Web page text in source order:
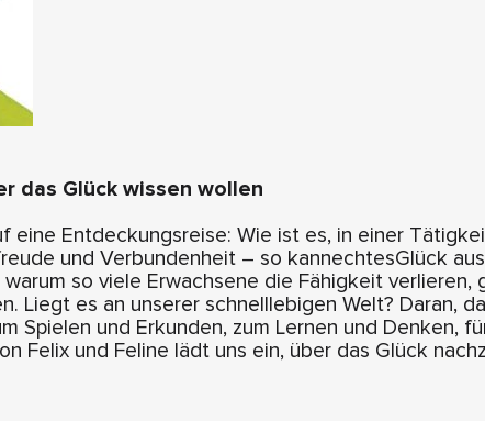
das Glück wissen wollen
eine Entdeckungsreise: Wie ist es, in einer
und Verbundenheit – so kannechtesGlück
so viele Erwachsene die Fähigkeit verlieren,
Liegt es an unserer schnelllebigen Welt? Daran,
Spielen und Erkunden, zum Lernen und Denken,
Felix und Feline lädt uns ein, über das Glück